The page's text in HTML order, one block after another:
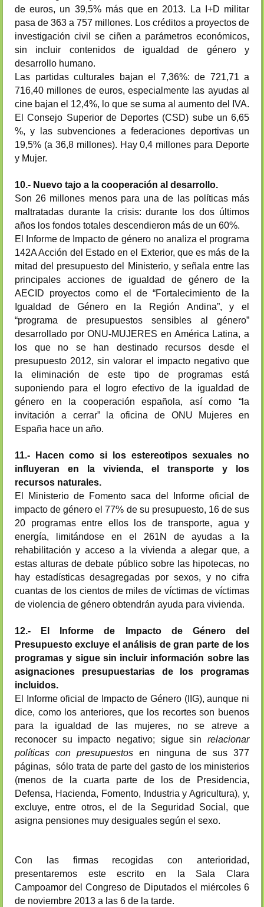
de euros, un 39,5% más que en 2013.
La I+D militar
pasa de 363 a 757 millones. Los créditos a proyectos de
investigación civil se ciñen a parámetros económicos,
sin incluir contenidos de igualdad de género y
desarrollo humano.
Las partidas culturales bajan el 7,36%: de 721,71 a
716,40 millones de euros, especialmente las ayudas al
cine bajan el 12,4%, lo que se suma al aumento del IVA.
El Consejo Superior de Deportes (CSD) sube un 6,65
%, y las subvenciones a federaciones deportivas un
19,5% (a 36,8 millones). Hay 0,4 millones para Deporte
y Mujer.
10.- Nuevo tajo a la cooperación al desarrollo.
Son 26 millones menos para una de las políticas más
maltratadas durante la crisis: durante los dos últimos
años los fondos totales descendieron más de un 60%.
El Informe de Impacto de género no analiza el programa
142A Acción del Estado en el Exterior, que es más de la
mitad del presupuesto del Ministerio, y señala entre las
principales acciones de igualdad de género de la
AECID proyectos como el de “Fortalecimiento de la
Igualdad de Género en la Región Andina”, y el
“programa de presupuestos sensibles al género”
desarrollado por ONU-MUJERES en América Latina, a
los que no se han destinado recursos desde el
presupuesto 2012, sin valorar el impacto negativo que
la eliminación de este tipo de programas está
suponiendo para el logro efectivo de la igualdad de
género en la cooperación española, así como “la
invitación a cerrar” la oficina de ONU Mujeres en
España hace un año.
11.- Hacen como si los estereotipos sexuales no
influyeran en la vivienda, el transporte y los
recursos naturales.
El Ministerio de Fomento saca del Informe oficial de
impacto de género el 77% de su presupuesto, 16 de sus
20 programas entre ellos los de transporte, agua y
energía, limitándose en el 261N de ayudas a la
rehabilitación y acceso a la vivienda a alegar que, a
estas alturas de debate público sobre las hipotecas, no
hay estadísticas desagregadas por sexos, y no cifra
cuantas de los cientos de miles de víctimas de víctimas
de violencia de género obtendrán ayuda para vivienda.
12.- El Informe de Impacto de Género del
Presupuesto excluye el análisis de gran parte de los
programas y sigue sin incluir información sobre las
asignaciones presupuestarias de los programas
incluidos.
El Informe oficial de Impacto de Género (IIG), aunque ni
dice, como los anteriores, que los recortes son buenos
para la igualdad de las mujeres, no se atreve a
reconocer su impacto negativo; sigue sin relacionar
políticas con presupuestos en ninguna de sus 377
páginas, sólo trata de parte del gasto de los ministerios
(menos de la cuarta parte de los de Presidencia,
Defensa, Hacienda, Fomento, Industria y Agricultura), y,
excluye, entre otros, el de la Seguridad Social, que
asigna pensiones muy desiguales según el sexo.
Con las firmas recogidas con anterioridad,
presentaremos este escrito en la Sala Clara
Campoamor del Congreso de Diputados el miércoles 6
de noviembre 2013 a las 6 de la tarde.